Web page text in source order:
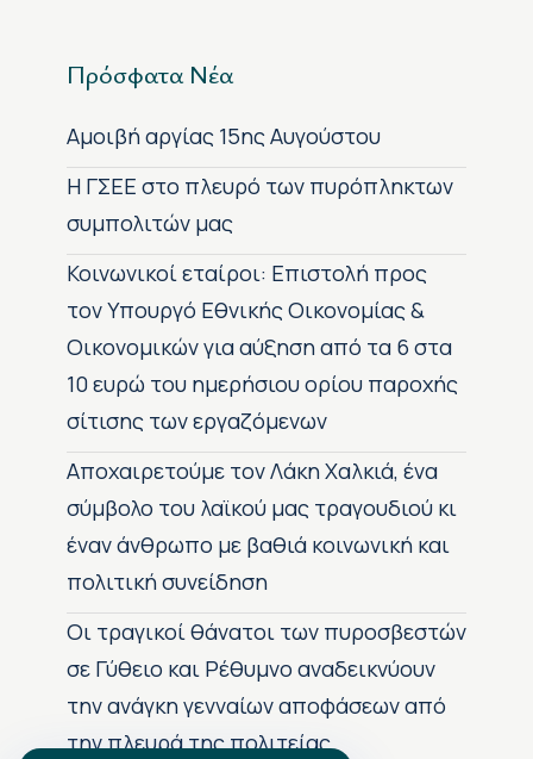
Πρόσφατα Νέα
Αμοιβή αργίας 15ης Αυγούστου
H ΓΣΕΕ στο πλευρό των πυρόπληκτων
συμπολιτών μας
Κοινωνικοί εταίροι: Επιστολή προς
τον Υπουργό Εθνικής Οικονομίας &
Οικονομικών για αύξηση από τα 6 στα
10 ευρώ του ημερήσιου ορίου παροχής
σίτισης των εργαζόμενων
Αποχαιρετούμε τον Λάκη Χαλκιά, ένα
σύμβολο του λαϊκού μας τραγουδιού κι
έναν άνθρωπο με βαθιά κοινωνική και
πολιτική συνείδηση
Οι τραγικοί θάνατοι των πυροσβεστών
σε Γύθειο και Ρέθυμνο αναδεικνύουν
την ανάγκη γενναίων αποφάσεων από
την πλευρά της πολιτείας